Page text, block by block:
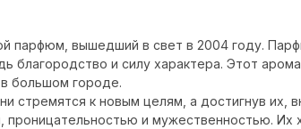
парфюм, вышедший в свет в 2004 году.
благородство и силу характера. Этот
большом городе.
стремятся к новым целям, а достигнув их,
и мужественностью. Их